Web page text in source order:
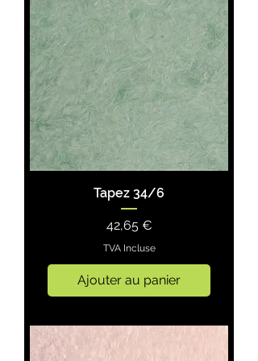
Tapez 34/6
Prix
42,65 €
TVA Incluse
Ajouter au panier